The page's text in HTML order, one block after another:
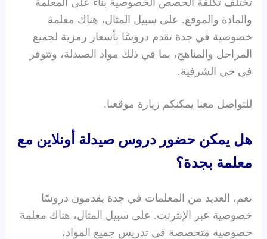
والمادة والموقع. على سبيل المثال، هناك معلمة
خصوصية في جدة تقدم دروسًا بأسعار رمزية لجميع
المراحل والمناهج، بما في ذلك مواد الصيدلة، وتتوفر
في حي الشرفية.
للتواصل معنا يمكنكم زيارة موقعنا.
هل يمكن حضور دروس صيدلة أونلاين مع
معلمة بجدة؟
نعم، العديد من المعلمات في جدة يقدمون دروسًا
خصوصية عبر الإنترنت. على سبيل المثال، هناك معلمة
خصوصية متخصصة في تدريس جميع المواد،